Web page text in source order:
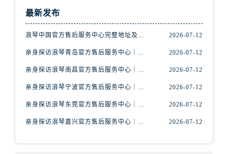
最新发布
浪琴中国官方售后服务中心完整地址及热线实地考察报告+多信源验证（2026年7月最新） 2026-07-12
亲身探访浪琴青岛官方售后服务中心｜最新电话及地址（2026年7月最新） 2026-07-12
亲身探访浪琴南昌官方售后服务中心｜最新电话及地址（2026年7月最新） 2026-07-12
亲身探访浪琴宁波官方售后服务中心｜网点地址及售后热线（2026年7月最新） 2026-07-12
亲身探访浪琴东莞官方售后服务中心｜地址与联系电话（2026年7月最新） 2026-07-12
亲身探访浪琴嘉兴官方售后服务中心｜热线电话与网点地址（2026年7月最新） 2026-07-12